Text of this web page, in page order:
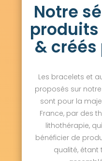
Notre
&
Les bracelets et
proposés sur
sont pour la
France, par des
lithothérapie,
bénéficier de
qualité, étant